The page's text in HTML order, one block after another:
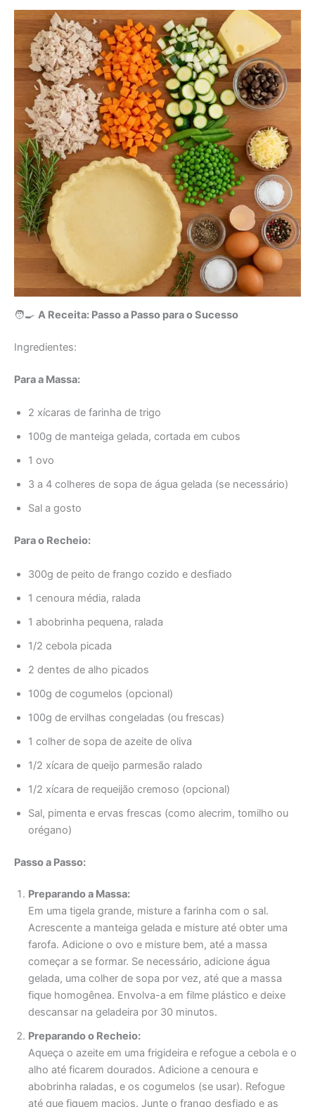
🧑‍🍳 A Receita: Passo a Passo para o Sucesso
Ingredientes:
Para a Massa:
2 xícaras de farinha de trigo
100g de manteiga gelada, cortada em cubos
1 ovo
3 a 4 colheres de sopa de água gelada (se necessário)
Sal a gosto
Para o Recheio:
300g de peito de frango cozido e desfiado
1 cenoura média, ralada
1 abobrinha pequena, ralada
1/2 cebola picada
2 dentes de alho picados
100g de cogumelos (opcional)
100g de ervilhas congeladas (ou frescas)
1 colher de sopa de azeite de oliva
1/2 xícara de queijo parmesão ralado
1/2 xícara de requeijão cremoso (opcional)
Sal, pimenta e ervas frescas (como alecrim, tomilho ou
orégano)
Passo a Passo:
Preparando a Massa:
Em uma tigela grande, misture a farinha com o sal.
Acrescente a manteiga gelada e misture até obter uma
farofa. Adicione o ovo e misture bem, até a massa
começar a se formar. Se necessário, adicione água
gelada, uma colher de sopa por vez, até que a massa
fique homogênea. Envolva-a em filme plástico e deixe
descansar na geladeira por 30 minutos.
Preparando o Recheio:
Aqueça o azeite em uma frigideira e refogue a cebola e o
alho até ficarem dourados. Adicione a cenoura e
abobrinha raladas, e os cogumelos (se usar). Refogue
até que fiquem macios. Junte o frango desfiado e as